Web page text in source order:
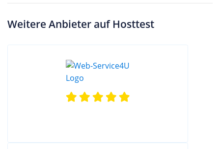
Weitere Anbieter auf Hosttest